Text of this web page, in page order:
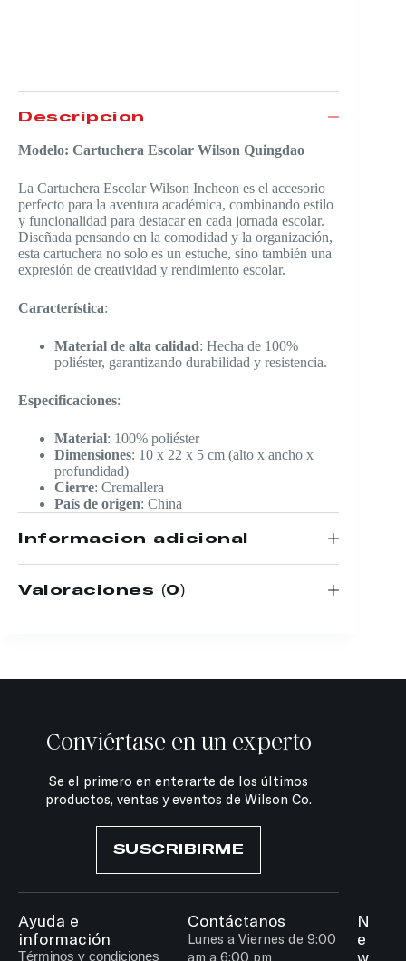
Descripción
Modelo: Cartuchera Escolar Wilson Quingdao
La Cartuchera Escolar Wilson Incheon es el accesorio
perfecto para la aventura académica, combinando estilo
y funcionalidad para destacar en cada jornada escolar.
Diseñada pensando en la comodidad y la organización,
esta cartuchera no solo es un estuche, sino también una
expresión de creatividad y rendimiento escolar.
Característica:
Material de alta calidad: Hecha de 100%
poliéster, garantizando durabilidad y resistencia.
Especificaciones:
Material: 100% poliéster
Dimensiones: 10 x 22 x 5 cm (alto x ancho x
profundidad)
Cierre: Cremallera
País de origen: China
Información adicional
Valoraciones (0)
Conviértase en un experto
Se el primero en enterarte de los últimos
productos, ventas y eventos de Wilson Co.
SUSCRIBIRME
Ayuda e
información
Términos y condiciones
Contáctanos
Lunes a Viernes de 9:00
am a 6:00 pm
N
e
w